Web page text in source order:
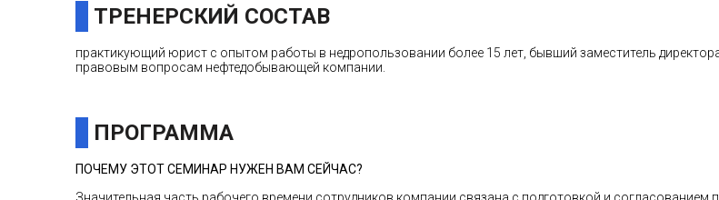
ТРЕНЕРСКИЙ СОСТАВ
практикующий юрист с опытом работы в недропользовании более 15 лет, бывший заместитель
правовым вопросам нефтедобывающей компании.
ПРОГРАММА
ПОЧЕМУ ЭТОТ СЕМИНАР НУЖЕН ВАМ СЕЙЧАС?